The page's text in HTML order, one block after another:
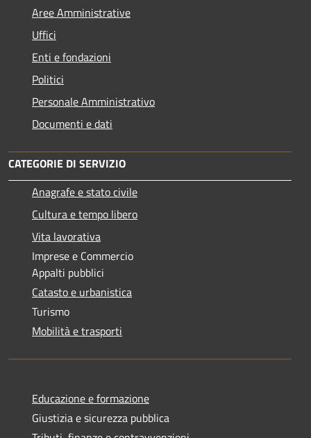
Aree Amministrative
Uffici
Enti e fondazioni
Politici
Personale Amministrativo
Documenti e dati
CATEGORIE DI SERVIZIO
Anagrafe e stato civile
Cultura e tempo libero
Vita lavorativa
Imprese e Commercio
Appalti pubblici
Catasto e urbanistica
Turismo
Mobilità e trasporti
Educazione e formazione
Giustizia e sicurezza pubblica